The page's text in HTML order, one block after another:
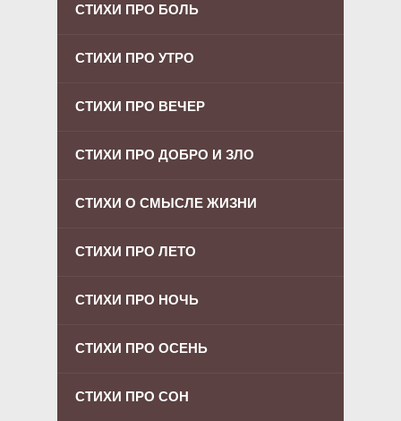
СТИХИ ПРО БОЛЬ
СТИХИ ПРО УТРО
СТИХИ ПРО ВЕЧЕР
СТИХИ ПРО ДОБРО И ЗЛО
СТИХИ О СМЫСЛЕ ЖИЗНИ
СТИХИ ПРО ЛЕТО
СТИХИ ПРО НОЧЬ
СТИХИ ПРО ОСЕНЬ
СТИХИ ПРО СОН